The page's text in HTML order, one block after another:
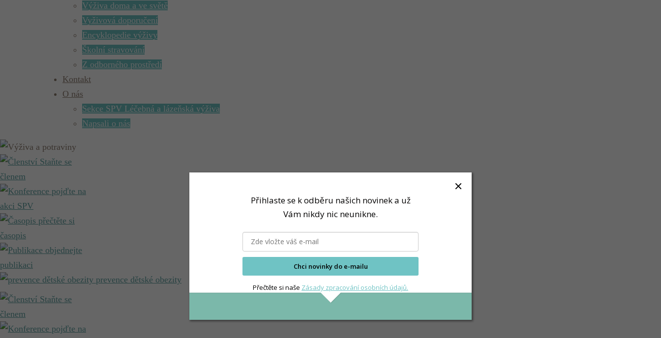
Výživa doma a ve světě
Vyživová doporučení
Encyklopedie výživy
Školní stravování
Z odborného prostředí
Kontakt
O nás
Sekce SPV Léčebná a lázeňská výživa
Napsali o nás
Staňte se
členem
pojďte na
akci SPV
přečtěte si
časopis
objednejte
publikaci
prevence dětské obezity
Staňte se
členem
pojďte na
Přihlaste se k odběru našich novinek a už
Vám nikdy nic neunikne.
Chci novinky do e-mailu
Přečtěte si naše Zásady zpracování osobních údajů.